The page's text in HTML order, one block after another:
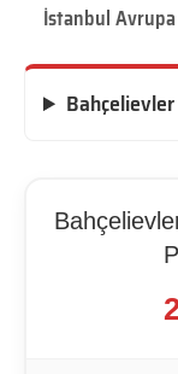
İstanbul Avrupa